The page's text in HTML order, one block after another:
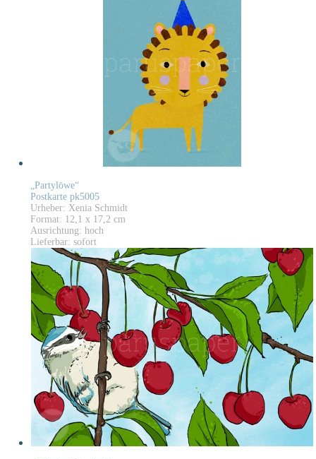
„Partylöwe“
Postkarte pk5005
Urheber: Xenia Schmidt
Format: 12,1 x 17,2 cm
Ausrichtung: hoch
Lieferbar: sofort